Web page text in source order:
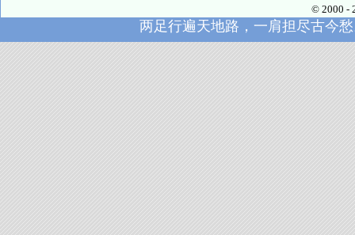
© 2000 -
两足行遍天地路，一肩担尽古今